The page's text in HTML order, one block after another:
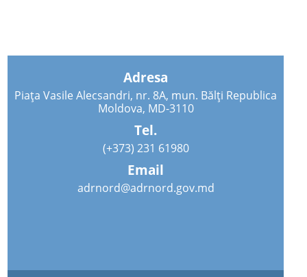
Adresa
Piața Vasile Alecsandri, nr. 8A, mun. Bălți Republica
Moldova, MD-3110
Tel.
(+373) 231 61980
Email
adrnord@adrnord.gov.md